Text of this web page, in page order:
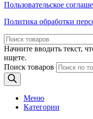
Пользовательское
Политика обработки
Начните вводить текст,
ищете.
Поиск товаров
Меню
Категории